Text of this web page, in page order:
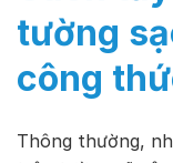
tường
công
Thông thường,